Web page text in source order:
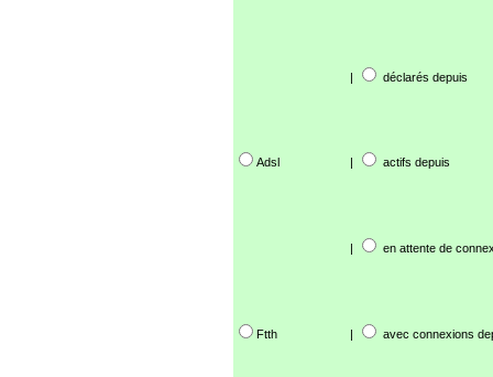
| déclarés depuis
Adsl | actifs depuis
| en attente de
Ftth | avec connexions